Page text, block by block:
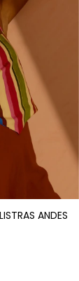
ANDES